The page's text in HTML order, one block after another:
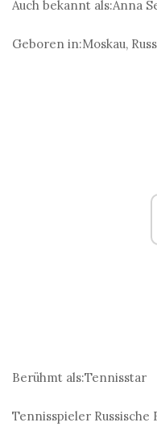
Auch bekannt als:Anna
Geboren in:Moskau,
Berühmt als:Tennisstar
Tennisspieler Russische